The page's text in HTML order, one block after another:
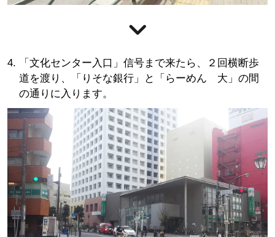
「文化センター入口」信号まで来たら、２回横断歩
道を渡り、「りそな銀行」と「らーめん 大」の間
の通りに入ります。